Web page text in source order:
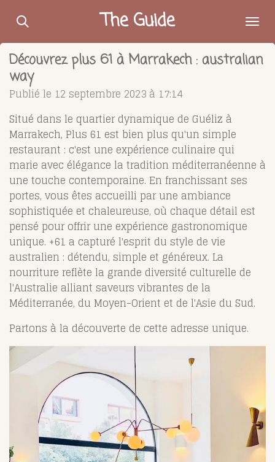
Passer
contenu
principal
The Guide
Découvrez plus 61 à Marrakech : australian
way
Publié le 12 septembre 2023 à 17:14
Situé dans le quartier dynamique de Guéliz à
Marrakech, Plus 61 est bien plus qu'un simple
restaurant : c'est une expérience culinaire qui
marie avec élégance la tradition méditerranéenne à
une touche contemporaine. En franchissant ses
portes, vous êtes accueilli par une ambiance
sophistiquée et chaleureuse, où chaque détail est
pensé pour offrir une expérience gastronomique
unique. +61 a capturé l'esprit du style de vie
australien : détendu, simple et généreux. La
nourriture reflète la grande diversité culturelle de
l'Australie alliant saveurs vibrantes de la
Méditerranée, du Moyen-Orient et de l'Asie du Sud.
Partons à la découverte de cette adresse unique.